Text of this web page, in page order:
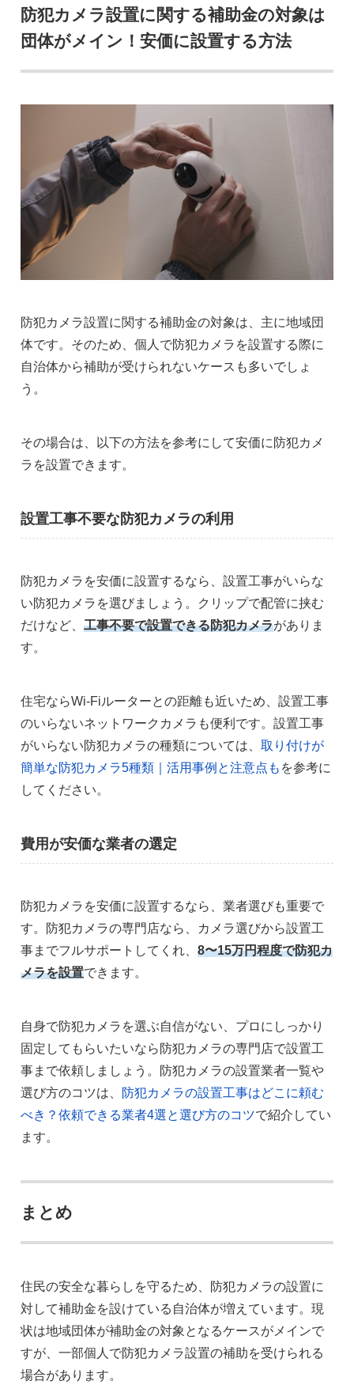
防犯カメラ設置に関する補助金の対象は
団体がメイン！安価に設置する方法
防犯カメラ設置に関する補助金の対象は、主に地域団
体です。そのため、個人で防犯カメラを設置する際に
自治体から補助が受けられないケースも多いでしょ
う。
その場合は、以下の方法を参考にして安価に防犯カメ
ラを設置できます。
設置工事不要な防犯カメラの利用
防犯カメラを安価に設置するなら、設置工事がいらな
い防犯カメラを選びましょう。クリップで配管に挟む
だけなど、工事不要で設置できる防犯カメラがありま
す。
住宅ならWi-Fiルーターとの距離も近いため、設置工事
のいらないネットワークカメラも便利です。設置工事
がいらない防犯カメラの種類については、取り付けが
簡単な防犯カメラ5種類｜活用事例と注意点も を参考に
してください。
費用が安価な業者の選定
防犯カメラを安価に設置するなら、業者選びも重要で
す。防犯カメラの専門店なら、カメラ選びから設置工
事までフルサポートしてくれ、8〜15万円程度で防犯カ
メラを設置できます。
自身で防犯カメラを選ぶ自信がない、プロにしっかり
固定してもらいたいなら防犯カメラの専門店で設置工
事まで依頼しましょう。防犯カメラの設置業者一覧や
選び方のコツは、 防犯カメラの設置工事はどこに頼む
べき？依頼できる業者4選と選び方のコツで紹介してい
ます。
まとめ
住民の安全な暮らしを守るため、防犯カメラの設置に
対して補助金を設けている自治体が増えています。現
状は地域団体が補助金の対象となるケースがメインで
すが、一部個人で防犯カメラ設置の補助を受けられる
場合があります。